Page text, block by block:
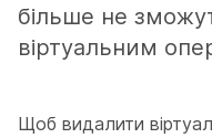
більше не
віртуальним
Щоб видалити